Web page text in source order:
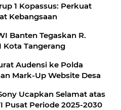
1 Kopassus: Perkuat
Kebangsaan
Banten Tegaskan R.
Kota Tangerang
Audensi ke Polda
Banten Desak Usut Dugaan Mark-Up Website Desa
Pusat Periode 2025-2030